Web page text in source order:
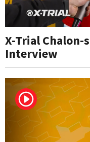
X-Trial Chalon-
Interview